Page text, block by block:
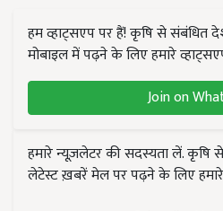
हम व्हाट्सएप पर हैं! कृषि से संबंधित
मोबाइल में पढ़ने के लिए हमारे
Join on
हमारे न्यूज़लेटर की सदस्यता लें. कृषि
लेटेस्ट ख़बरें मेल पर पढ़ने के लिए